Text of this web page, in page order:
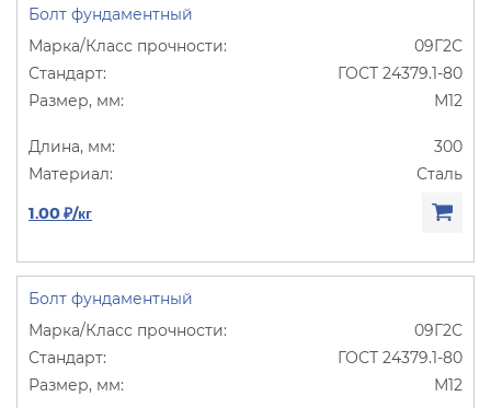
Болт фундаментный
09Г2С
ГОСТ 24379.1-80
М12
300
Сталь
1.00 ₽/кг
Болт фундаментный
09Г2С
ГОСТ 24379.1-80
М12